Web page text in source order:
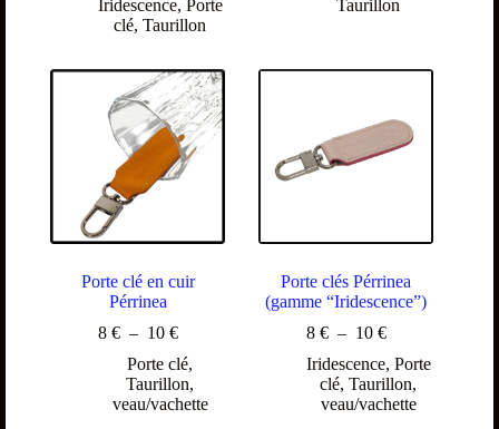
Iridescence, Porte
clé,Taurillon
Taurillon
Porte clé en cuir
Pérrinea
8 € – 10 €
Porte clé,
Taurillon,
veau/vachette
Porte clés Pérrinea
(gamme “Iridescence”)
8 € – 10 €
Iridescence, Porte
clé,Taurillon,
veau/vachette